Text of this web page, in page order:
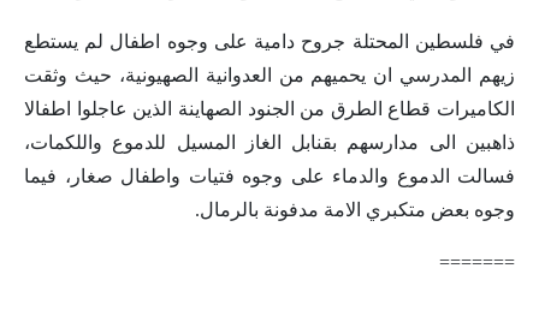
في فلسطين المحتلة جروح دامية على وجوه اطفال لم يستطع
زيهم المدرسي ان يحميهم من العدوانية الصهيونية، حيث وثقت
الكاميرات قطاع الطرق من الجنود الصهاينة الذين عاجلوا اطفالا
ذاهبين الى مدارسهم بقنابل الغاز المسيل للدموع واللكمات،
فسالت الدموع والدماء على وجوه فتيات واطفال صغار، فيما
وجوه بعض متكبري الامة مدفونة بالرمال.
=======